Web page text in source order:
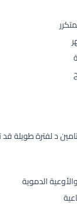
د لفترة طويلة
الدموية